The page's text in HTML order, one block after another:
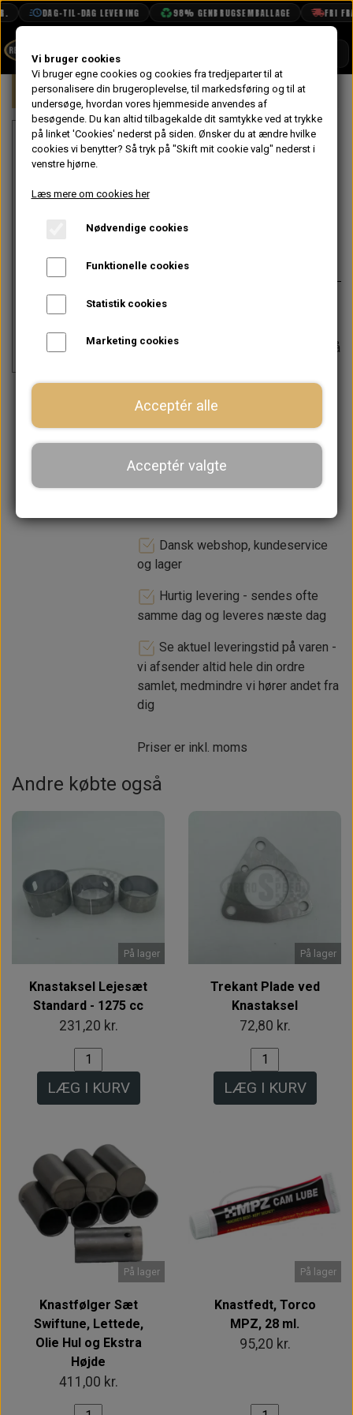
DAG-TIL-DAG LEVERING 98% GENBRUGSEMBALLAGE FRI
BOOK TID
PROJEKTER
TEKNISK DATA
VANDPOLERING
Forside Mini Motor Blok Knastaksel
Dobbelt
uden samling
88,80 kr.
Varenummer: 2H4905
Uden samling.
Forventet leveringstid:
Varen er på
−
LÆG I KURV
Dansk webshop, kundeservice
og lager
Hurtig levering - sendes ofte
samme dag og leveres næste dag
Se aktuel leveringstid på varen -
vi afsender altid hele din ordre
samlet, medmindre vi hører andet fra
dig
Priser er inkl. moms
Andre købte også
På lager
Knastaksel Lejesæt
Standard - 1275 cc
231,20 kr.
LÆG I KURV
På lager
Trekant Plade ved
Knastaksel
72,80 kr.
LÆG I KURV
På lager
Knastfølger Sæt
Swiftune, Lettede,
Olie Hul og Ekstra
Højde
411,00 kr.
På lager
Knastfedt, Torco
MPZ, 28 ml.
95,20 kr.
Vi bruger cookies
Vi bruger egne cookies og cookies fra tredjeparter til at
personalisere din brugeroplevelse, til markedsføring og til at
undersøge, hvordan vores hjemmeside anvendes af
besøgende. Du kan altid tilbagekalde dit samtykke ved at trykke
på linket 'Cookies' nederst på siden. Ønsker du at ændre hvilke
cookies vi benytter? Så tryk på "Skift mit cookie valg" nederst i
venstre hjørne.
Læs mere om cookies her
Nødvendige cookies
Funktionelle cookies
Statistik cookies
Marketing cookies
Acceptér alle
Acceptér valgte